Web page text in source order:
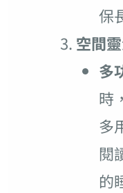
保
空間
多
時
多
閱
的